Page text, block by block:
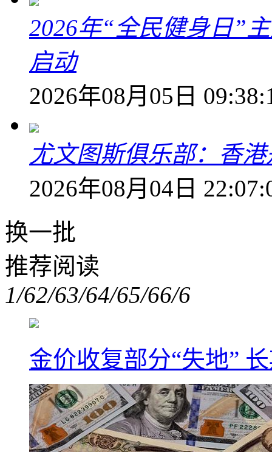
2026年“全民健身日”
启动
2026年08月05日
尤文图斯俱乐部：香
2026年08月04日
换一批
推荐阅读
1/62/63/64/65/66/6
金价收复部分“失地”